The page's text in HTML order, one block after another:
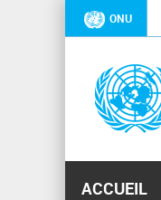
ONU
ACCUEIL